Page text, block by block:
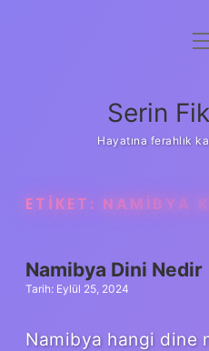
Gizlilik
Yasal
Serin
Hayatına ferahlık
ETIKET: NAMIBYA
Namibya Dini Nedir
Tarih: Eylül 25, 2024
Namibya hangi dine